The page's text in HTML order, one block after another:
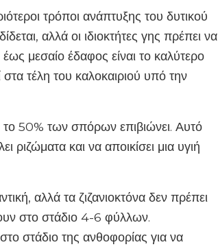
τρόποι ανάπτυξης του δυτικού
αλλά οι ιδιοκτήτες γης πρέπει να
μεσαίο έδαφος είναι το καλύτερο
τέλη του καλοκαιριού υπό την
το 50% των σπόρων επιβιώνει. Αυτό
ριζώματα και να αποικίσει μια υγιή
αλλά τα ζιζανιοκτόνα δεν πρέπει
στο στάδιο 4-6 φύλλων.
στάδιο της ανθοφορίας για να